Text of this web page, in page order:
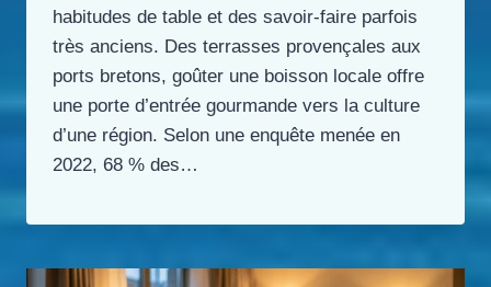
habitudes de table et des savoir-faire parfois
très anciens. Des terrasses provençales aux
ports bretons, goûter une boisson locale offre
une porte d’entrée gourmande vers la culture
d’une région. Selon une enquête menée en
2022, 68 % des…